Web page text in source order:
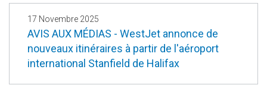
17 Novembre 2025
AVIS AUX MÉDIAS - WestJet annonce de
nouveaux itinéraires à partir de l'aéroport
international Stanfield de Halifax